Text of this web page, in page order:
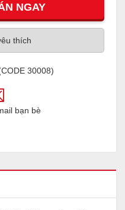
NGAY
thích
30008)
bạn bè